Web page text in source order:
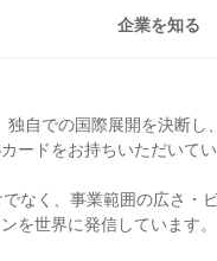
企業を知る
自での国際展開を決断し
ードをお持ちいただいて
なく、事業範囲の広さ・
を世界に発信しています。